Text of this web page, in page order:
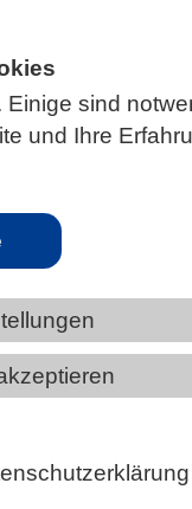
sind
und Ihre
sind
Wäldern wirkt
aus,
der Leitung des